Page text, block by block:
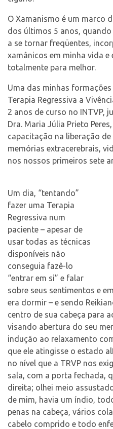
O Xamanismo é um marco
dos últimos 5 anos,
a se tornar freqüentes,
xamânicos em minha vida
totalmente para melhor.
Uma das minhas
Terapia Regressiva a
2 anos de curso no INTVP,
Dra. Maria Júlia Prieto
capacitação na liberação
memórias extracerebrais,
nos nossos primeiros sete
Um dia, “tentando”
fazer uma Terapia
Regressiva num
paciente – apesar de
usar todas as técnicas
disponíveis não
conseguia fazê-lo
“entrar em si” e falar
sobre seus sentimentos e
era dormir – e sendo
centro de sua cabeça para
visando abertura do seu
indução ao relaxamento
que ele atingisse o estado
no nível que a TRVP nos
sala, com a porta fechada,
direita; olhei meio
de mim, havia um índio,
penas na cabeça, vários
cabelo comprido e todo